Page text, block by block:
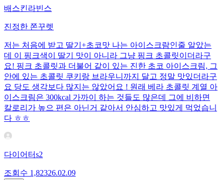
배스킨라빈스
진정한 쫀꾸렛
저는 처음에 받고 딸기+초코맛 나는 아이스크람인줄 알았는
데 이 핑크색이 딸기 맛이 아니라 그냥 핑크 초콜릿이더라구
요! 핑크 초콜릿과 더불어 같이 있는 진한 초코 아이스크림, 그
안에 있는 초콜릿 쿠키랑 브라우니까지 달고 정말 맛있더라구
요 당도 생각보다 많지는 않았어요 ! 원래 베라 초콜릿 계열 아
이스크림은 300kcal 가까이 하는 것들도 많은데 그에 비하면
칼로리가 높으 편은 아닌거 같아서 안심하고 맛있게 먹었습니
다 ㅎㅎ
다이어터s2
조회수 1,82326.02.09